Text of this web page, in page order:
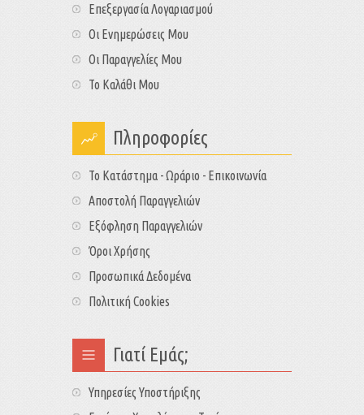
Επεξεργασία Λογαριασμού
Οι Ενημερώσεις Μου
Οι Παραγγελίες Μου
Το Καλάθι Μου
Πληροφορίες
Το Κατάστημα - Ωράριο - Επικοινωνία
Αποστολή Παραγγελιών
Εξόφληση Παραγγελιών
Όροι Χρήσης
Προσωπικά Δεδομένα
Πολιτική Cookies
Γιατί Εμάς;
Υπηρεσίες Υποστήριξης